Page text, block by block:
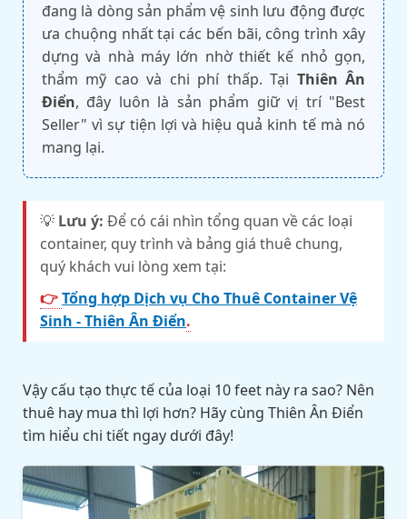
đang là dòng sản phẩm vệ sinh lưu động được
ưa chuộng nhất tại các bến bãi, công trình xây
dựng và nhà máy lớn nhờ thiết kế nhỏ gọn,
thẩm mỹ cao và chi phí thấp. Tại Thiên Ân
Điển, đây luôn là sản phẩm giữ vị trí "Best
Seller" vì sự tiện lợi và hiệu quả kinh tế mà nó
mang lại.
💡 Lưu ý: Để có cái nhìn tổng quan về các loại
container, quy trình và bảng giá thuê chung,
quý khách vui lòng xem tại:
👉Tổng hợp Dịch vụ Cho Thuê Container Vệ
Sinh - Thiên Ân Điển.
Vậy cấu tạo thực tế của loại 10 feet này ra sao? Nên
thuê hay mua thì lợi hơn? Hãy cùng Thiên Ân Điển
tìm hiểu chi tiết ngay dưới đây!